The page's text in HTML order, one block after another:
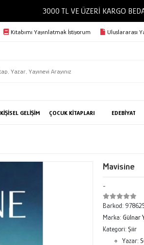
3000 TL VE ÜZERİ KARGO
Kitabımı Yayınlatmak İstiyorum Uluslararası
KİŞİSEL GELİŞİM ÇOCUK KİTAPLARI EDEBİYAT
Mavisine
-
Barkod:
Marka: Gülnar
Kategori: Şiir
Yazar: